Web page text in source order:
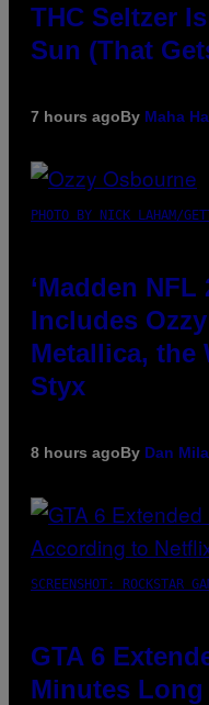
THC Seltzer
Sun (That
7 hours agoBy Maha
PHOTO BY NICK LAHAM/
‘Madden NFL
Includes
Metallica, the
Styx
8 hours agoBy Dan
SCREENSHOT: ROCKSTAR
GTA 6
Minutes